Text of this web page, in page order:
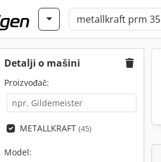
Detalji o mašini
Proizvođač:
METALLKRAFT (45)
Model: